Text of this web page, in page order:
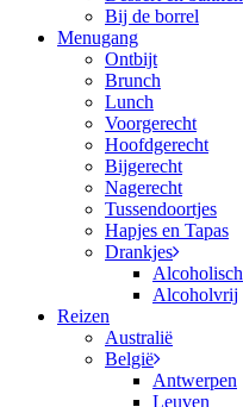
Bij de borrel
Menugang
Ontbijt
Brunch
Lunch
Voorgerecht
Hoofdgerecht
Bijgerecht
Nagerecht
Tussendoortjes
Hapjes en Tapas
Drankjes
Alcoholisch
Alcoholvrij
Reizen
Australië
België
Antwerpen
Leuven